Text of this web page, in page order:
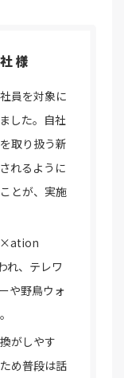
様
員を対象に
した。自社
取り扱う新
れるように
とが、実施
れ、テレワ
や野鳥ウォ
がしやす
め普段は話